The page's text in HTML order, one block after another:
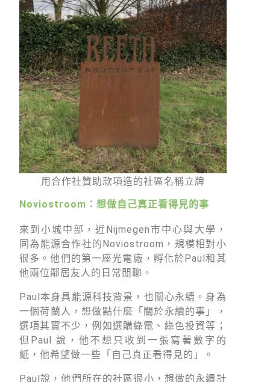
用合作社贊助款項造的社區名稱立牌
Noviostroom：想做自己真正看得見的事
來到小城中部，近Nijmegen市中心與大學，
同為能源合作社的Noviostroom，規模相對小
很多。他們的第一座光電廠，孵化於Paul和其
他兩位鄰居友人的日常閒聊。
Paul本身具能源科技背景，也關心永續。身為
一個荷蘭人，想做點什麼「關於永續的事」，
選項其實不少，例如選購綠電、綠色投資等；
但Paul 說，他不想只收到一張寫著數字的
紙，他希望做一些「自己真正看得見的」。
Paul說，他們所在的社區很小，想做的永續計